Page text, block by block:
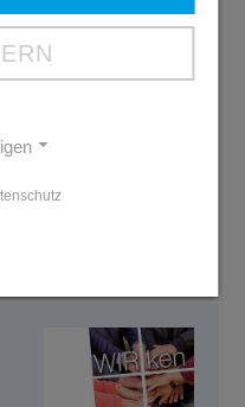
T&W), Uli
SPZ),
SPZ), Dr.
Förderverein SPZ),
T&W), Dr. Anne-